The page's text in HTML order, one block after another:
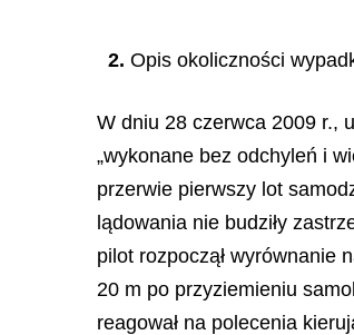
2. Opis okoliczności
W dniu 28 czerwca 2009 r.,
„wykonane bez odchyleń i
przerwie pierwszy lot
lądowania nie budziły
pilot rozpoczął wyrównanie
20 m po przyziemieniu
reagował na polecenia